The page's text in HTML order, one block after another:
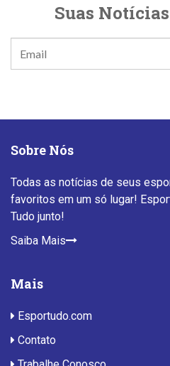
Suas
Sobre Nós
Todas as notícias de seus
favoritos em um só lugar!
Tudo junto!
Saiba Mais
Mais
Esportudo.com
Contato